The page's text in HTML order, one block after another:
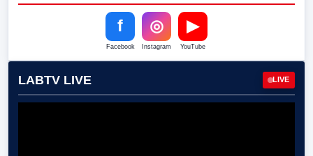
f
Facebook
◎
Instagram
▶
YouTube
LABTV LIVE LIVE